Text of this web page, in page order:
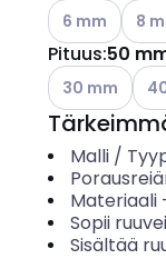
Katso
6 mm 8
Pituus:50
Katso
30 mm
Malli /
Materiaali
Sopii
Sisältää